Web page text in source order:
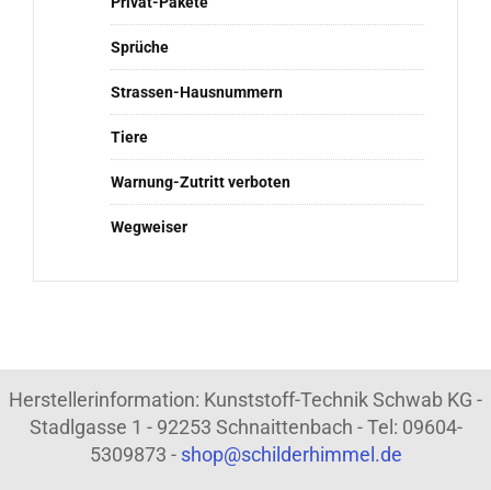
Sprüche
Strassen-Hausnummern
Tiere
Warnung-Zutritt verboten
Wegweiser
Herstellerinformation: Kunststoff-Technik Schwab KG -
Stadlgasse 1 - 92253 Schnaittenbach - Tel: 09604-
5309873 - shop@schilderhimmel.de